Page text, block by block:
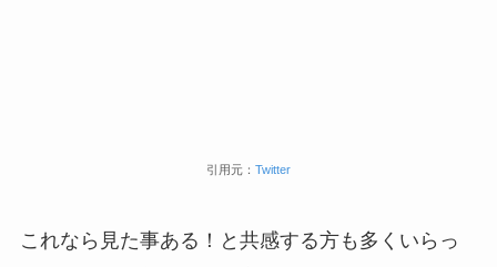
引用元： Twitter
これなら見た事ある！と共感する方も多くいらっ